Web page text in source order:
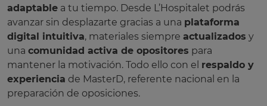
adaptable a tu tiempo. Desde L’Hospitalet podrás
avanzar sin desplazarte gracias a una plataforma
digital intuitiva, materiales siempre actualizados y
una comunidad activa de opositores para
mantener la motivación. Todo ello con el respaldo y
experiencia de MasterD, referente nacional en la
preparación de oposiciones.